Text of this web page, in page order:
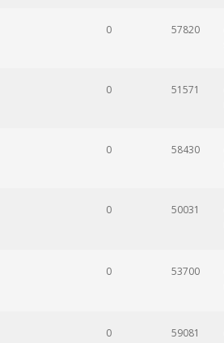
0 57820
0 51571
0 58430
0 50031
0 53700
0 59081